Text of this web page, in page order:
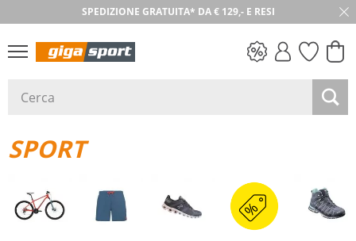
SPEDIZIONE GRATUITA* DA € 129,- E RESI
SPORT